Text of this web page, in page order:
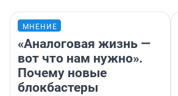
МНЕНИЕ
«Аналоговая жизнь —
вот что нам нужно».
Почему новые
блокбастеры